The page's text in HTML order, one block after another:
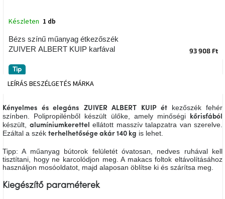
tavaszi
az
asztalon
tűz
mellett
ülve
Színes
belső
tér
Woodman
Bézs színű műanyag étkezőszék
ZUIVER ALBERT KUIP karfával
Készleten 1 db
93 908 Ft
Tip
LEÍRÁS BESZÉLGETÉS MÁRKA
Kényelmes és elegáns ZUIVER ALBERT KUIP ét kezőszék fehér
színben. Polipropilénből készült ülőke, amely minőségi kőrisfából
készült, alumíniumkerettel ellátott masszív talapzatra van szerelve.
Ezáltal a szék terhelhetősége akár 140 kg is lehet.
Tipp: A műanyag bútorok felületét óvatosan, nedves ruhával kell
tisztítani, hogy ne karcolódjon meg. A makacs foltok eltávolításához
használjon mosóoldatot, majd alaposan öblítse ki és szárítsa meg.
Kiegészítő paraméterek